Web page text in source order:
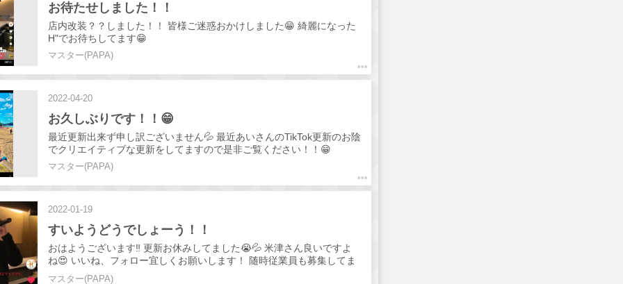
お待たせしました！！
店内改装？？しました！！ 皆様ご迷惑おかけしました😁 綺麗になった
H"でお待ちしてます😁
マスター(PAPA)
2022-04-20
お久しぶりです！！😁
最近更新出来ず申し訳ございません💦 最近あいさんのTikTok更新のお陰
でクリエイティブな更新をしてますので是非ご覧ください！！😁
マスター(PAPA)
2022-01-19
すいようどうでしょーう！！
おはようございます‼️ 更新お休みしてました😭💦 米津さん良いですよ
ね😍 いいね、フォロー宜しくお願いします！ 随時従業員も募集してま
す！ 未経験歓迎 学生歓迎 ダブルワーク可 送迎あり カウンターで安心
マスター(PAPA)